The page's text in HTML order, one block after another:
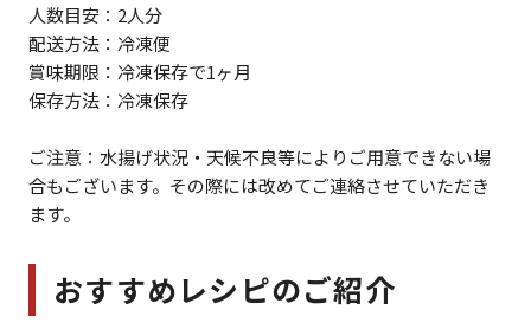
人数目安：2人分
配送方法：冷凍便
賞味期限：冷凍保存で1ヶ月
保存方法：冷凍保存
ご注意：水揚げ状況・天候不良等によりご用意できない場
合もございます。その際には改めてご連絡させていただき
ます。
おすすめレシピのご紹介